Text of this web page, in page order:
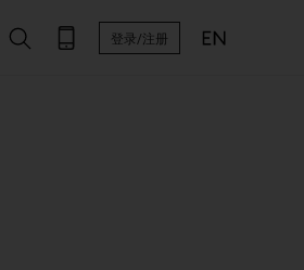
登录/注册